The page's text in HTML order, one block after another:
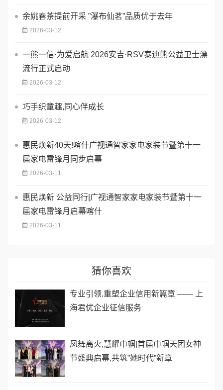
余姚春茶提前开采 ”瀑布仙茗”品质优于去年
2026-03-12
一熊一信·为爱启航 2026安吉·RSV泰迪熊公益卫士漂
流行正式启动
2026-03-12
巧手织童趣,同心伴成长
2026-03-12
惠民焕新40天!喀什广视通智家家电家装节暨第十一
届家电雷锋月同步启幕
2026-03-11
惠民焕新 公益同行|广视通智家家电家装节暨第十一
届家电雷锋月启幕喀什
2026-03-11
猜你喜欢
专业引领,重塑企业信用新篇章 —— 上
海君优企业征信服务
凤舞离火,慧耀巾帼|首届巾帼天团女神
节盛典启幕,共筑”她时代”新章